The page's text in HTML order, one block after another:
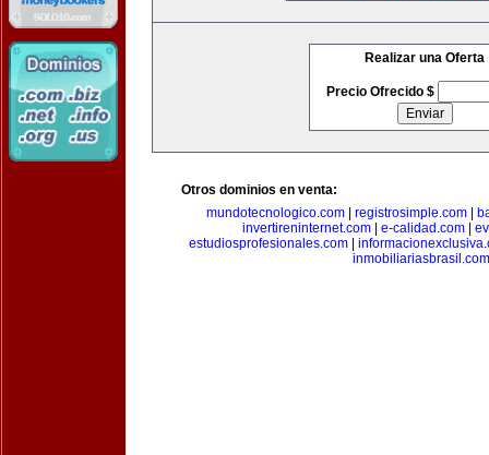
Realizar una Oferta
Precio Ofrecido $
Otros dominios en venta:
mundotecnologico.com| registrosimple.com|
invertireninternet.com| e-calidad.com|
estudiosprofesionales.com|
inmobiliariasbrasil.com